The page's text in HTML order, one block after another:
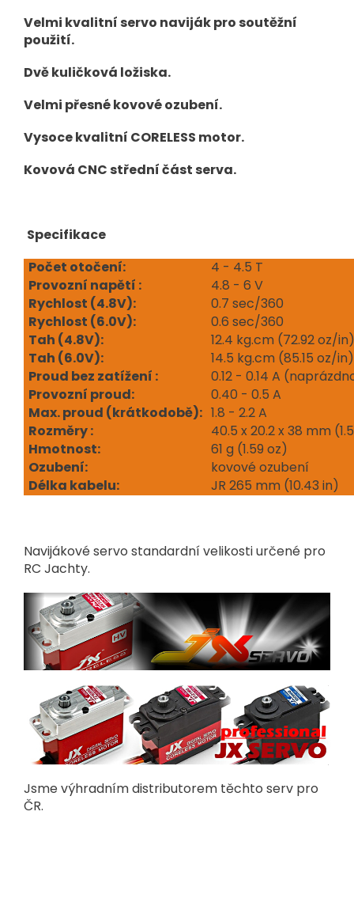
Velmi kvalitní servo naviják pro soutěžní
použití.
Dvě kuličková ložiska.
Velmi přesné kovové ozubení.
Vysoce kvalitní CORELESS motor.
Kovová CNC střední část serva.
Specifikace
Počet otočení:
4 - 4.5 T
Provozní napětí :
4.8 - 6 V
Rychlost (4.8V):
0.7 sec/360
Rychlost (6.0V):
0.6 sec/360
Tah (4.8V):
12.4 kg.cm (72.92 oz/in)
Tah (6.0V):
14.5 kg.cm (85.15 oz/in)
Proud bez zatížení :
0.12 - 0.14 A
Provozní proud:
0.40 - 0.5 A
Max. proud (krátkodobě): 1.8 - 2.2 A
Rozměry :
40.5 x 20.2 x 38 mm
Hmotnost:
61 g (1.59 oz)
Ozubení:
kovové ozubení
Délka kabelu:
JR 265 mm (10.43 in)
Navijákové servo standardní velikosti určené pro
RC Jachty.
Jsme výhradním distributorem těchto serv pro
ČR.